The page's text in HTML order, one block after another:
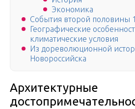
Экономика
События второй половины
Географические
климатические условия
Из дореволюционной
Новороссийска
Архитектурные